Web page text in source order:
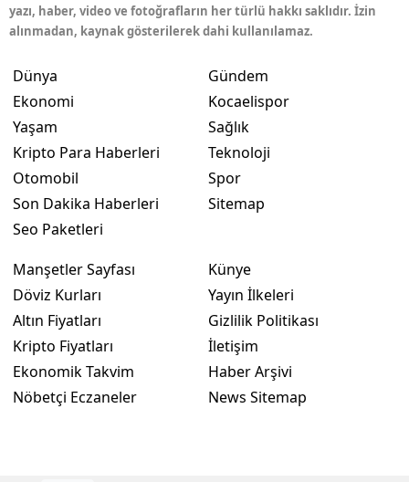
yazı, haber, video ve fotoğrafların her türlü hakkı saklıdır. İzin
alınmadan, kaynak gösterilerek dahi kullanılamaz.
Dünya
Ekonomi
Yaşam
Kripto Para Haberleri
Otomobil
Son Dakika Haberleri
Seo Paketleri
Gündem
Kocaelispor
Sağlık
Teknoloji
Spor
Sitemap
Manşetler Sayfası
Döviz Kurları
Altın Fiyatları
Kripto Fiyatları
Ekonomik Takvim
Nöbetçi Eczaneler
Künye
Yayın İlkeleri
Gizlilik Politikası
İletişim
Haber Arşivi
News Sitemap